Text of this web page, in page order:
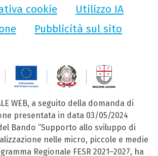
cookie
Utilizzo IA
Pubblicità sul sito
WEB, a seguito della domanda di
presentata in data 03/05/2024
Bando “Supporto allo sviluppo di
nelle micro, piccole e medie
Regionale FESR 2021–2027, ha